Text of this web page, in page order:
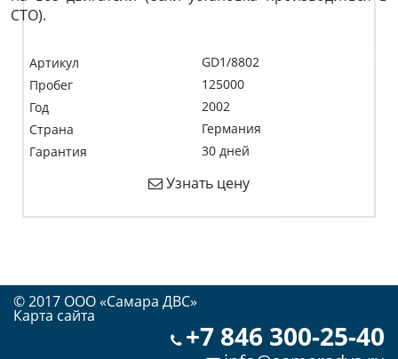
СТО).
Артикул
GD1/8802
Пробег
125000
Год
2002
Страна
Германия
Гарантия
30 дней
Узнать цену
© 2017 OOO «Самара ДВС»
Карта сайта
+7 846 300-25-40